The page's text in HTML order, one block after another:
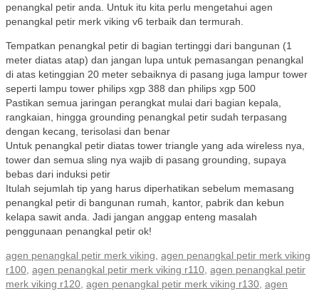
penangkal petir anda. Untuk itu kita perlu mengetahui agen
penangkal petir merk viking v6 terbaik dan termurah.
Tempatkan penangkal petir di bagian tertinggi dari bangunan (1
meter diatas atap) dan jangan lupa untuk pemasangan penangkal
di atas ketinggian 20 meter sebaiknya di pasang juga lampur tower
seperti lampu tower philips xgp 388 dan philips xgp 500
Pastikan semua jaringan perangkat mulai dari bagian kepala,
rangkaian, hingga grounding penangkal petir sudah terpasang
dengan kecang, terisolasi dan benar
Untuk penangkal petir diatas tower triangle yang ada wireless nya,
tower dan semua sling nya wajib di pasang grounding, supaya
bebas dari induksi petir
Itulah sejumlah tip yang harus diperhatikan sebelum memasang
penangkal petir di bangunan rumah, kantor, pabrik dan kebun
kelapa sawit anda. Jadi jangan anggap enteng masalah
penggunaan penangkal petir ok!
agen penangkal petir merk viking, agen penangkal petir merk viking
r100, agen penangkal petir merk viking r110, agen penangkal petir
merk viking r120, agen penangkal petir merk viking r130, agen